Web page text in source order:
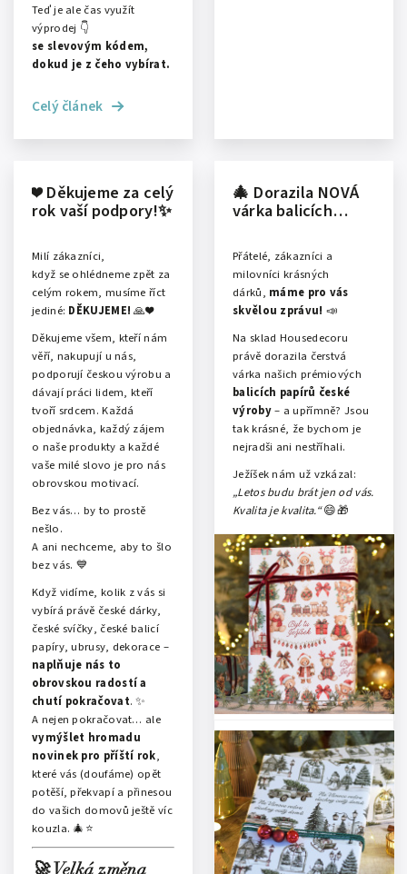
Teď je ale čas využít
výprodej 👇
se slevovým kódem,
dokud je z čeho vybírat.
Celý článek
❤️ Děkujeme za celý
rok vaší podpory!✨
Milí zákazníci,
když se ohlédneme zpět za
celým rokem, musíme říct
jediné: DĚKUJEME! 🙏❤️
Děkujeme všem, kteří nám
věří, nakupují u nás,
podporují českou výrobu a
dávají práci lidem, kteří
tvoří srdcem. Každá
objednávka, každý zájem
o naše produkty a každé
vaše milé slovo je pro nás
obrovskou motivací.
Bez vás… by to prostě
nešlo.
A ani nechceme, aby to šlo
bez vás. 💙
Když vidíme, kolik z vás si
vybírá právě české dárky,
české svíčky, české balicí
papíry, ubrusy, dekorace –
naplňuje nás to
obrovskou radostí a
chutí pokračovat. ✨
A nejen pokračovat… ale
vymýšlet hromadu
novinek pro příští rok,
které vás (doufáme) opět
potěší, překvapí a přinesou
do vašich domovů ještě víc
kouzla. 🎄⭐
🎄 Dorazila NOVÁ
várka balicích
oficiální: Ježíšek
nakupuje na
Housedecoru ❤️
Přátelé, zákazníci a
milovníci krásných
dárků, máme pro vás
skvělou zprávu! 📣
Na sklad Housedecoru
právě dorazila čerstvá
várka našich prémiových
balicích papírů české
výroby– a upřímně? Jsou
tak krásné, že bychom je
nejradši ani nestříhali.
Ježíšek nám už vzkázal:
„Letos budu brát jen od vás.
Kvalita je kvalita.“😄🎁